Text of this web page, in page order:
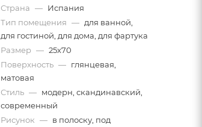
Страна — Испания
Тип помещения — для ванной,
для гостиной, для дома, для фартука
Размер — 25x70
Поверхность — глянцевая,
матовая
Стиль — модерн, скандинавский,
современный
Рисунок — в полоску, под